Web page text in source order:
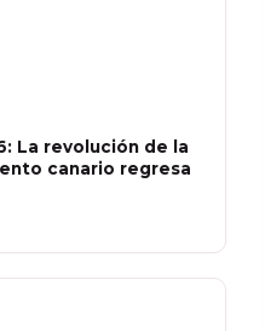
La revolución de la
canario regresa